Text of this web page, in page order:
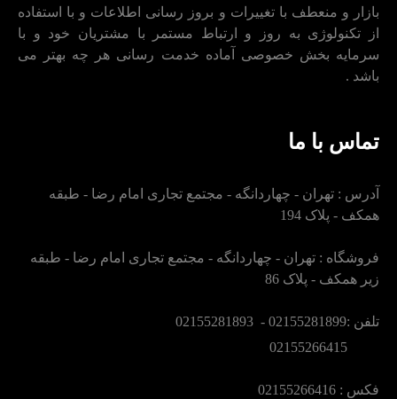
بازار و منعطف با تغییرات و بروز رسانی اطلاعات و با استفاده
از تکنولوژی به روز و ارتباط مستمر با مشتریان خود و با
سرمایه بخش خصوصی آماده خدمت رسانی هر چه بهتر می
باشد .
تماس با ما
آدرس : تهران - چهاردانگه - مجتمع تجاری امام رضا - طبقه
همکف - پلاک 194
فروشگاه : تهران - چهاردانگه - مجتمع تجاری امام رضا - طبقه
زیر همکف - پلاک 86
تلفن :02155281899 - 02155281893
فکس :‌ 02155266416